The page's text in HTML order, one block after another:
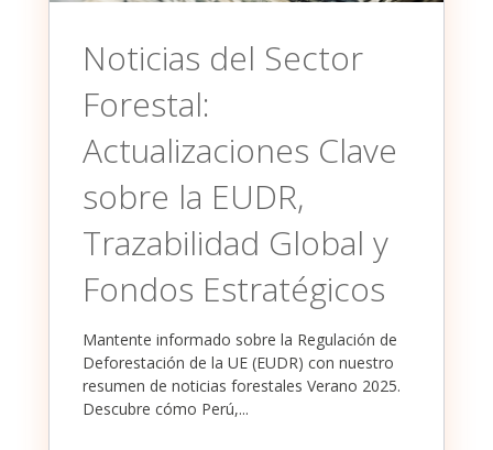
Noticias del Sector
Forestal:
Actualizaciones Clave
sobre la EUDR,
Trazabilidad Global y
Fondos Estratégicos
Mantente informado sobre la Regulación de
Deforestación de la UE (EUDR) con nuestro
resumen de noticias forestales Verano 2025.
Descubre cómo Perú,...